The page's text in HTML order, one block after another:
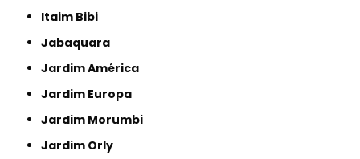
Itaim Bibi
Jabaquara
Jardim América
Jardim Europa
Jardim Morumbi
Jardim Orly